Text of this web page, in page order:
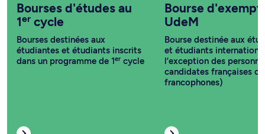
Bourses d'études au
1er cycle
Bourses destinées aux
étudiantes et étudiants inscrits
dans un programme de 1 er cycle
Bourse
UdeM
Bourse destinée aux
et étudiants
l’exception des
candidates françaises
francophones)